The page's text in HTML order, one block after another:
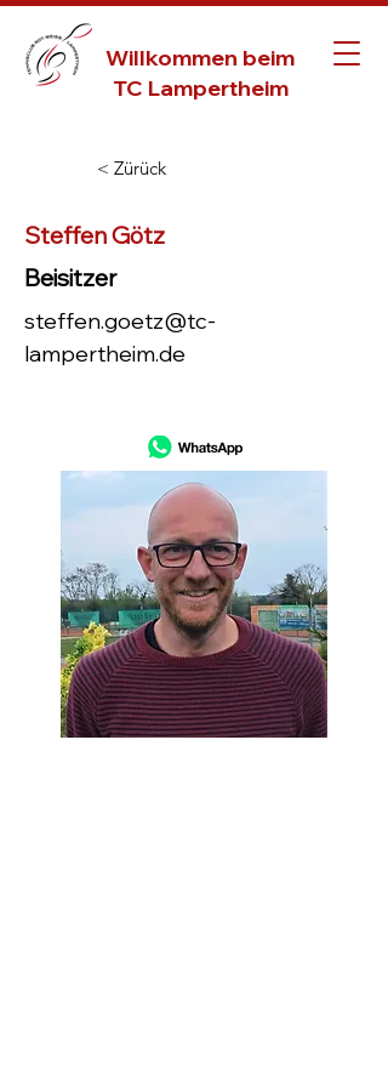
Willkommen beim
TC Lampertheim
< Zürück
Steffen Götz
Beisitzer
steffen.goetz@tc-
lampertheim.de